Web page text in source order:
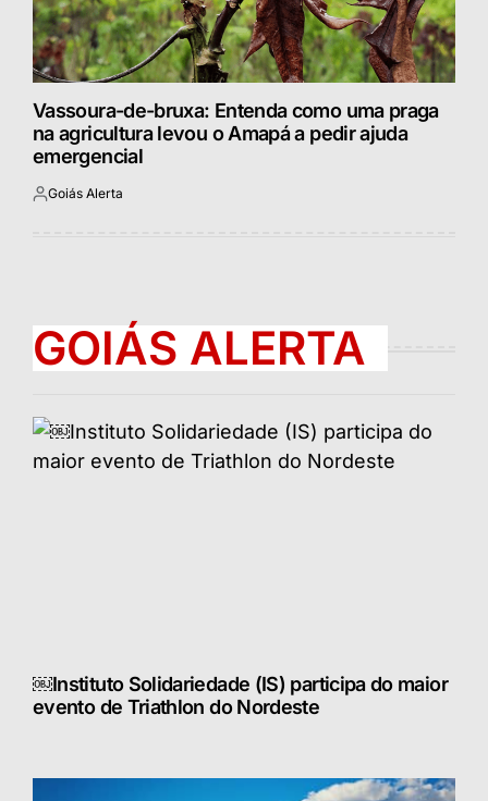
Vassoura-de-bruxa: Entenda como uma praga
na agricultura levou o Amapá a pedir ajuda
emergencial
Postado
Goiás Alerta
GOIÁS ALERTA
￼Instituto Solidariedade (IS) participa do maior
evento de Triathlon do Nordeste